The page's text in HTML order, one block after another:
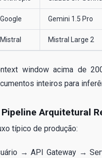
Google Gemini 1.5 Pro
Mistral Mistral Large 2
window acima de
inteiros para
Pipeline Arquitetural
típico de produção:
→ API Gateway →